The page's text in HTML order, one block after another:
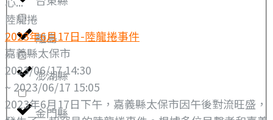
離島
澎湖縣
金門縣
陸龍捲
2023年6月17日-陸龍捲事件
嘉義縣太保市
2023/06/17 14:30
~ 2023/06/17 15:05
2023年6月17日下午，嘉義縣太保市因午後對流旺盛，